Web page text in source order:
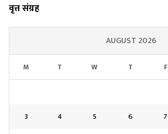
वृत्त संग्रह
AUGUST 2026
M T W T F
3
4 5 6 7